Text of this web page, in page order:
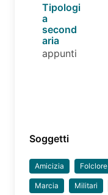
Tipologi
a
second
aria
appunti
Soggetti
Amicizia Folclore
Marcia Militari